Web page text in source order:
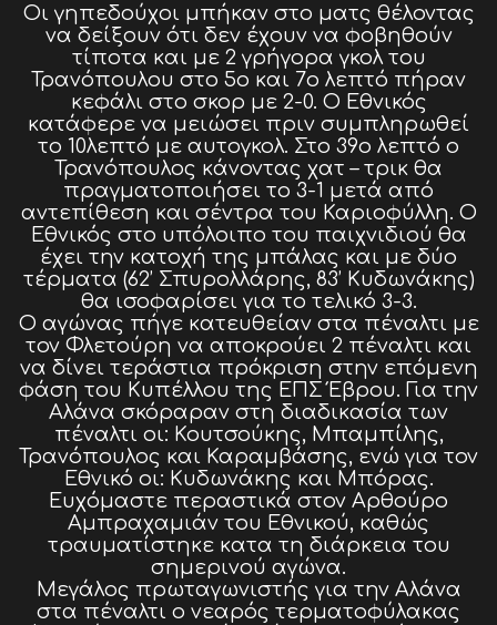
Οι γηπεδούχοι μπήκαν στο ματς θέλοντας
να δείξουν ότι δεν έχουν να φοβηθούν
τίποτα και με 2 γρήγορα γκολ του
Τρανόπουλου στο 5ο και 7ο λεπτό πήραν
κεφάλι στο σκορ με 2-0. Ο Εθνικός
κατάφερε να μειώσει πριν συμπληρωθεί
το 10λεπτό με αυτογκολ. Στο 39ο λεπτό ο
Τρανόπουλος κάνοντας χατ – τρικ θα
πραγματοποιήσει το 3-1 μετά από
αντεπίθεση και σέντρα του Καριοφύλλη. Ο
Εθνικός στο υπόλοιπο του παιχνιδιού θα
έχει την κατοχή της μπάλας και με δύο
τέρματα (62’ Σπυρολλάρης, 83’ Κυδωνάκης)
θα ισοφαρίσει για το τελικό 3-3.
Ο αγώνας πήγε κατευθείαν στα πέναλτι με
τον Φλετούρη να αποκρούει 2 πέναλτι και
να δίνει τεράστια πρόκριση στην επόμενη
φάση του Κυπέλλου της ΕΠΣ Έβρου. Για την
Αλάνα σκόραραν στη διαδικασία των
πέναλτι οι: Κουτσούκης, Μπαμπίλης,
Τρανόπουλος και Καραμβάσης, ενώ για τον
Εθνικό οι: Κυδωνάκης και Μπόρας.
Ευχόμαστε περαστικά στον Αρθούρο
Αμπραχαμιάν του Εθνικού, καθώς
τραυματίστηκε κατα τη διάρκεια του
σημερινού αγώνα.
Μεγάλος πρωταγωνιστής για την Αλάνα
στα πέναλτι ο νεαρός τερματοφύλακας